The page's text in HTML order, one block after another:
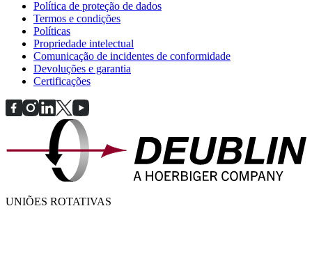
Política de proteção de dados
Termos e condições
Políticas
Propriedade intelectual
Comunicação de incidentes de conformidade
Devoluções e garantia
Certificações
UNIÕES ROTATIVAS